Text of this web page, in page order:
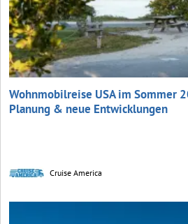
Wohnmobilreise USA im Sommer
Planung & neue Entwicklungen
Cruise America